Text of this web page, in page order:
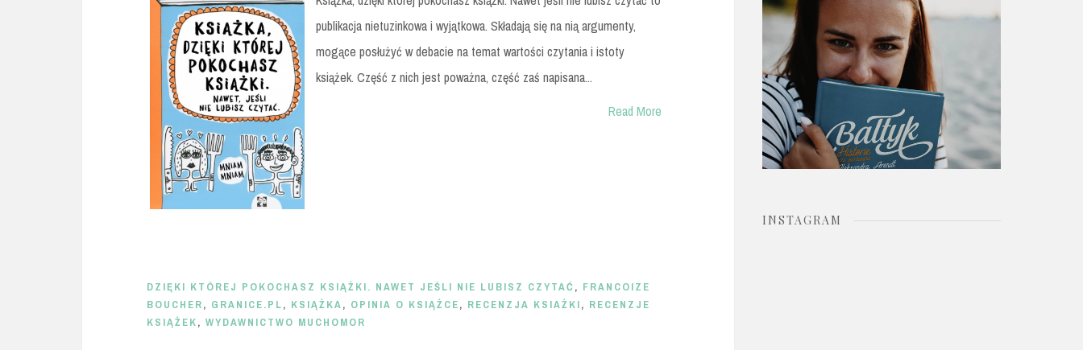
publikacja nietuzinkowa i wyjątkowa. Składają się na nią argumenty,
mogące posłużyć w debacie na temat wartości czytania i istoty
książek. Część z nich jest poważna, część zaś napisana...
Read More
DZIĘKI KTÓREJ POKOCHASZ KSIĄŻKI. NAWET JEŚLI NIE LUBISZ CZYTAĆ , FRANCOIZE
BOUCHER, GRANICE.PL, KSIĄŻKA, OPINIA O KSIĄŻCE, RECENZJA KSIAŻKI, RECENZJE
KSIĄŻEK, WYDAWNICTWO MUCHOMOR
o
r
:
INSTAGRAM